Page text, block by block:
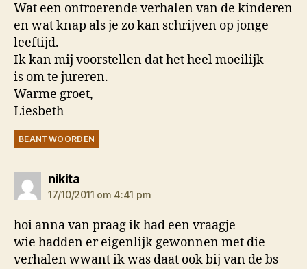
Wat een ontroerende verhalen van de kinderen
en wat knap als je zo kan schrijven op jonge
leeftijd.
Ik kan mij voorstellen dat het heel moeilijk
is om te jureren.
Warme groet,
Liesbeth
BEANTWOORDEN
nikitazegt:
17/10/2011 om 4:41 pm
hoi anna van praag ik had een vraagje
wie hadden er eigenlijk gewonnen met die
verhalen wwant ik was daat ook bij van de bs